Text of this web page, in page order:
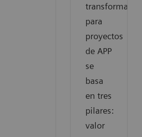
para
proyectos
de APP
se
basa
en tres
pilares:
valor